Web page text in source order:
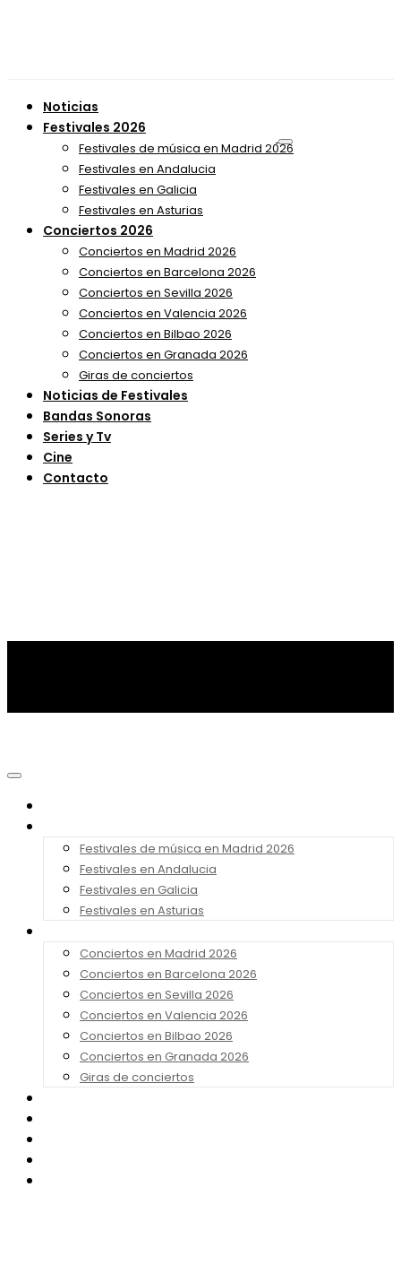
Noticias
Festivales 2026
Festivales de música en Madrid 2026
Festivales en Andalucia
Festivales en Galicia
Festivales en Asturias
Conciertos 2026
Conciertos en Madrid 2026
Conciertos en Barcelona 2026
Conciertos en Sevilla 2026
Conciertos en Valencia 2026
Conciertos en Bilbao 2026
Conciertos en Granada 2026
Giras de conciertos
Noticias de Festivales
Bandas Sonoras
Series y Tv
Cine
Contacto
Festivales de música en Madrid 2026
Festivales en Andalucia
Festivales en Galicia
Festivales en Asturias
Conciertos en Madrid 2026
Conciertos en Barcelona 2026
Conciertos en Sevilla 2026
Conciertos en Valencia 2026
Conciertos en Bilbao 2026
Conciertos en Granada 2026
Giras de conciertos